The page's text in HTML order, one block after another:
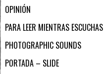
OPINIÓN
PARA LEER MIENTRAS ESCUCHAS
PHOTOGRAPHIC SOUNDS
PORTADA – SLIDE